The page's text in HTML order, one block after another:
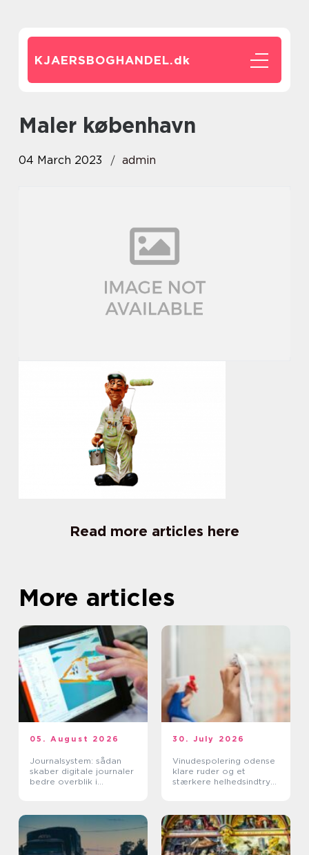
KJAERSBOGHANDEL.dk
maler københavn
04 March 2023 admin
Read more articles here
More articles
05. August 2026
Journalsystem: sådan
skaber digitale journaler
bedre overblik i
30. July 2026
Vinudespolering odense
klare ruder og et
stærkere helhedsindtryk